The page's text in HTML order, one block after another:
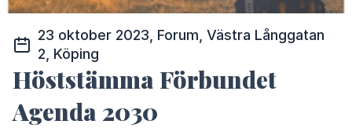
23 oktober 2023, Forum, Västra Långgatan
2, Köping
Höststämma Förbundet
Agenda 2030